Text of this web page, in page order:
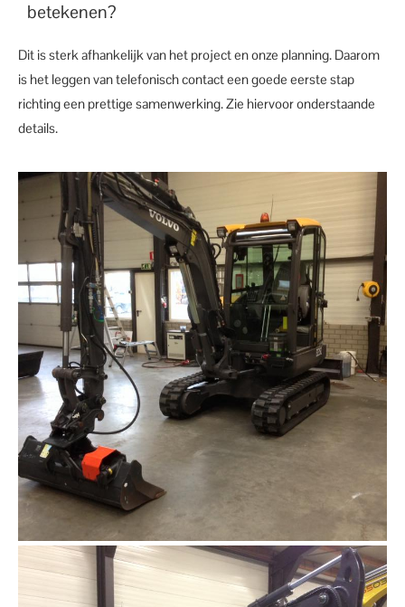
betekenen?
Dit is sterk afhankelijk van het project en onze planning. Daarom
is het leggen van telefonisch contact een goede eerste stap
richting een prettige samenwerking. Zie hiervoor onderstaande
details.